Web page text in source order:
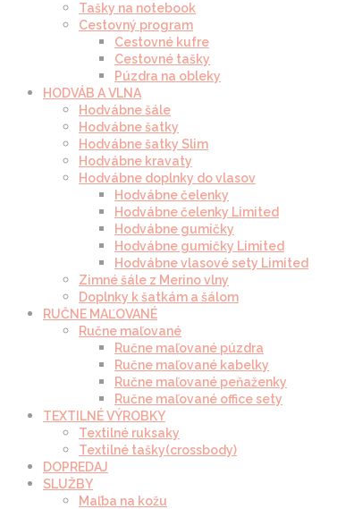
Tašky na notebook
Cestovný program
Cestovné kufre
Cestovné tašky
Púzdra na obleky
HODVÁB A VLNA
Hodvábne šále
Hodvábne šatky
Hodvábne šatky Slim
Hodvábne kravaty
Hodvábne doplnky do vlasov
Hodvábne čelenky
Hodvábne čelenky Limited
Hodvábne gumičky
Hodvábne gumičky Limited
Hodvábne vlasové sety Limited
Zimné šále z Merino vlny
Doplnky k šatkám a šálom
RUČNE MAĽOVANÉ
Ručne maľované
Ručne maľované púzdra
Ručne maľované kabelky
Ručne maľované peňaženky
Ručne maľované office sety
TEXTILNÉ VÝROBKY
Textilné ruksaky
Textilné tašky(crossbody)
DOPREDAJ
SLUŽBY
Maľba na kožu